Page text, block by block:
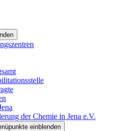
der Chemie in Jena e.V.
einblenden